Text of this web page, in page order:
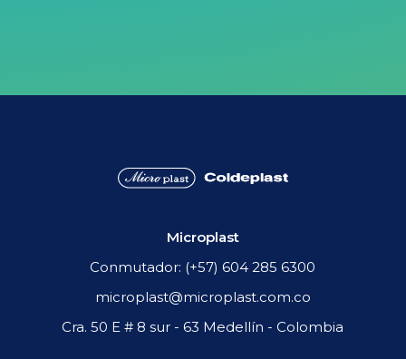
Realizamos la I Feria de
Microplast
Conmutador: (+57) 604 285 6300
microplast@microplast.com.co
Cra. 50 E # 8 sur - 63 Medellín - Colombia